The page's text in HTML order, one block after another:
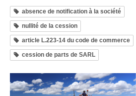
absence de notification à la société
nullité de la cession
article L.223-14 du code de commerce
cession de parts de SARL